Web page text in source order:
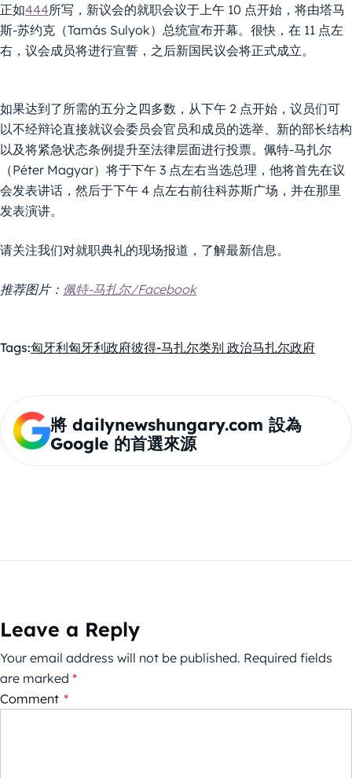
正如444所写，新议会的就职会议于上午 10 点开始，将由塔马
斯-苏约克（Tamás Sulyok）总统宣布开幕。很快，在 11 点左
右，议会成员将进行宣誓，之后新国民议会将正式成立。
如果达到了所需的五分之四多数，从下午 2 点开始，议员们可
以不经辩论直接就议会委员会官员和成员的选举、新的部长结构
以及将紧急状态条例提升至法律层面进行投票。佩特-马扎尔
（Péter Magyar）将于下午 3 点左右当选总理，他将首先在议
会发表讲话，然后于下午 4 点左右前往科苏斯广场，并在那里
发表演讲。
请关注我们对就职典礼的现场报道，了解最新信息。
推荐图片： 佩特-马扎尔/Facebook
Tags:匈牙利匈牙利政府彼得-马扎尔类别 政治马扎尔政府
將 dailynewshungary.com 設為
Google 的首選來源
Leave a Reply
Your email address will not be published. Required fields
are marked *
Comment *